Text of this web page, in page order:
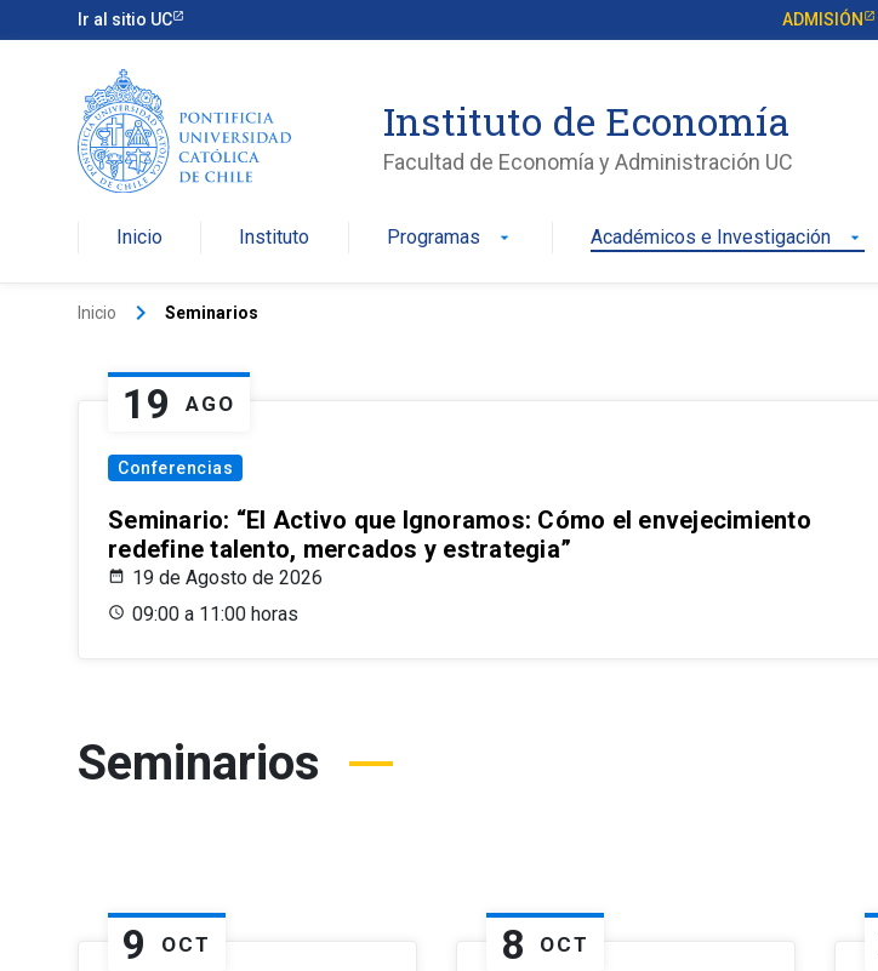
Ir al sitio UC ADMISIÓN
Instituto de Economía
Facultad de Economía y Administración UC
Inicio Instituto Programas arrow_drop_down Académicos e Investigación arrow_drop_down
Inicio keyboard_arrow_right Seminarios
19 AGO
Conferencias
Seminario: “El Activo que Ignoramos: Cómo el envejecimiento
redefine talento, mercados y estrategia”
19 de Agosto de 2026
09:00 a 11:00 horas
Seminarios
9 OCT 8 OCT